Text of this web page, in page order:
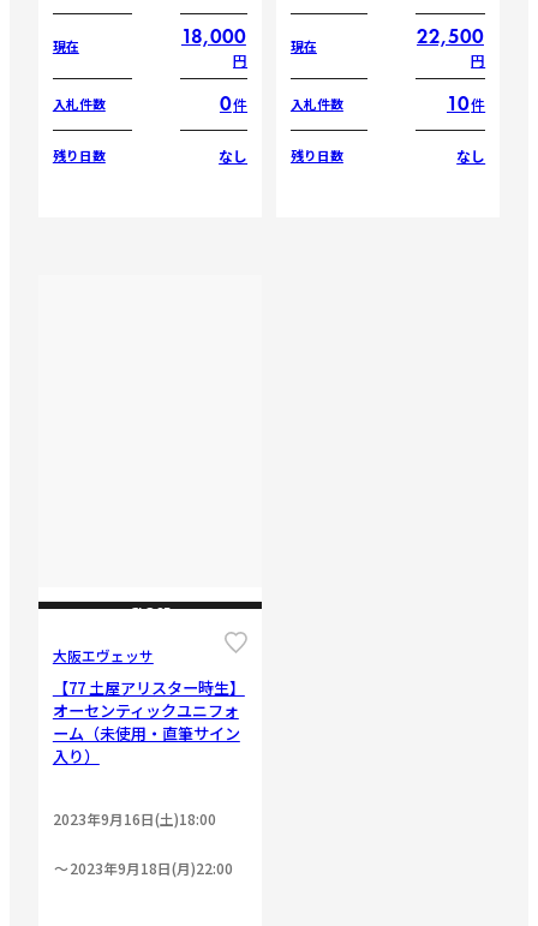
現在 18,000
円
入札件数 0件
残り日数 なし
現在 22,500
円
入札件数 10件
残り日数 なし
CLOSE
大阪エヴェッサ
【77 土屋アリスター時生】
オーセンティックユニフォ
ーム（未使用・直筆サイン
入り）
2023年9月16日(土)18:00
2023年9月18日(月)22:00